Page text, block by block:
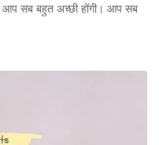
सब बहुत अच्छी होंगी। आप सब